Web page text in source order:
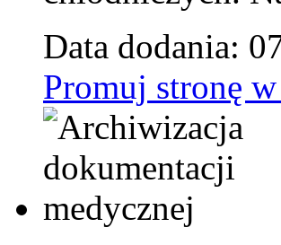
Data dodania:
Promuj stronę